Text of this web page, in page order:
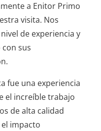
a Enitor Primo
visita. Nos
de experiencia y
sus
fue una experiencia
el increíble trabajo
de alta calidad
impacto